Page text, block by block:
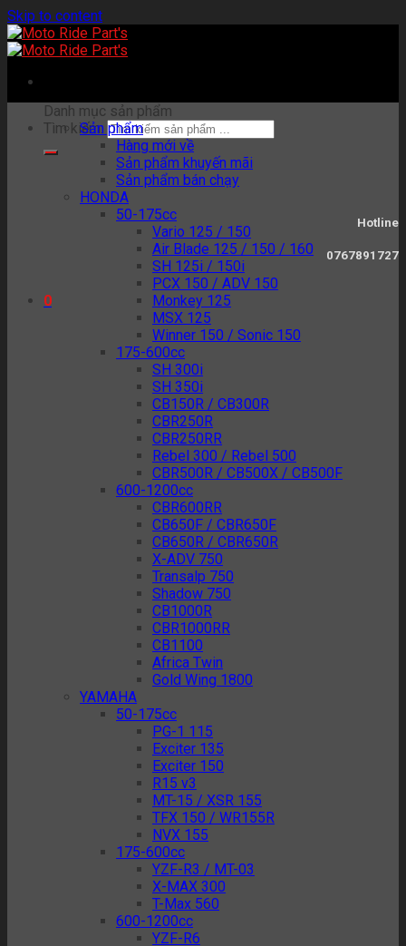
Skip to content
Tìm kiếm:
Hotline
0767891727
0
Danh mục sản phẩm
Sản phẩm
Hàng mới về
Sản phẩm khuyến mãi
Sản phẩm bán chạy
HONDA
50-175cc
Vario 125 / 150
Air Blade 125 / 150 / 160
SH 125i / 150i
PCX 150 / ADV 150
Monkey 125
MSX 125
Winner 150 / Sonic 150
175-600cc
SH 300i
SH 350i
CB150R / CB300R
CBR250R
CBR250RR
Rebel 300 / Rebel 500
CBR500R / CB500X / CB500F
600-1200cc
CBR600RR
CB650F / CBR650F
CB650R / CBR650R
X-ADV 750
Transalp 750
Shadow 750
CB1000R
CBR1000RR
CB1100
Africa Twin
Gold Wing 1800
YAMAHA
50-175cc
PG-1 115
Exciter 135
Exciter 150
R15 v3
MT-15 / XSR 155
TFX 150 / WR155R
NVX 155
175-600cc
YZF-R3 / MT-03
X-MAX 300
T-Max 560
600-1200cc
YZF-R6